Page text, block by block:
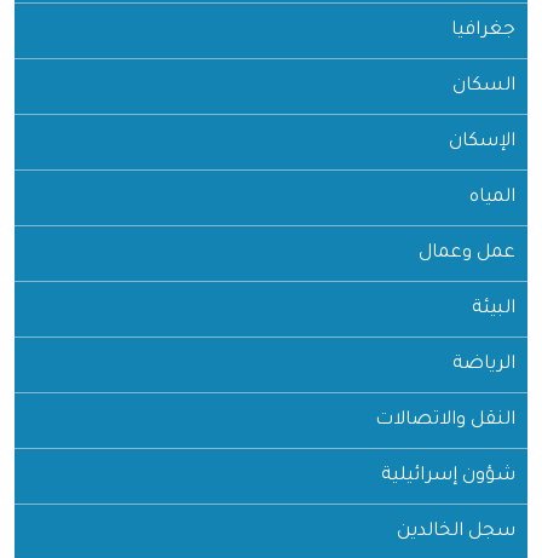
جغرافيا
السكان
الإسكان
المياه
عمل وعمال
البيئة
الرياضة
النقل والاتصالات
شؤون إسرائيلية
سجل الخالدين